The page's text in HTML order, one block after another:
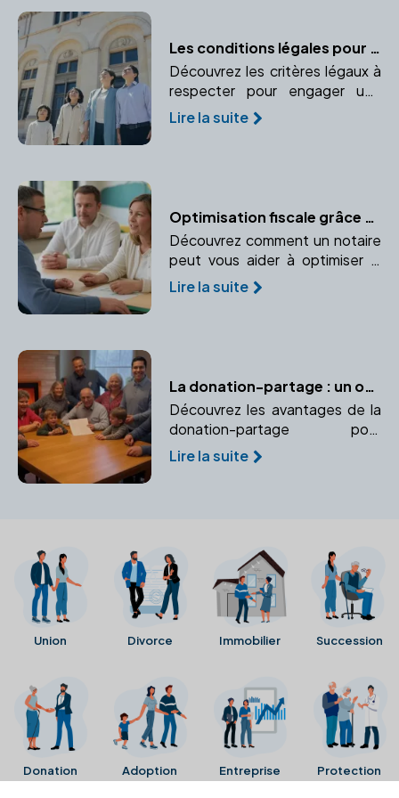
Les conditions légales pour adopter en France
Découvrez les critères légaux à
respecter pour engager une
procédure d'adoption en
France. Informez-vous sur l'âge,
Lire la suite
Optimisation fiscale grâce au notaire : conseils et stratégies pour votre entreprise
Découvrez comment un notaire
peut vous aider à optimiser la
fiscalité de votre entreprise dès
sa création. Anticipez vos
Lire la suite
La donation-partage : un outil efficace pour prévenir les conflits successoraux
Découvrez les avantages de la
donation-partage pour
organiser une répartition
équitable des biens et éviter les
Lire la suite
Union Divorce Immobilier Succession
Donation Adoption Entreprise Protection